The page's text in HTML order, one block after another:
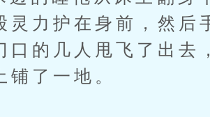
灵力护在身前，然后
口的几人甩飞了出去
了一地。